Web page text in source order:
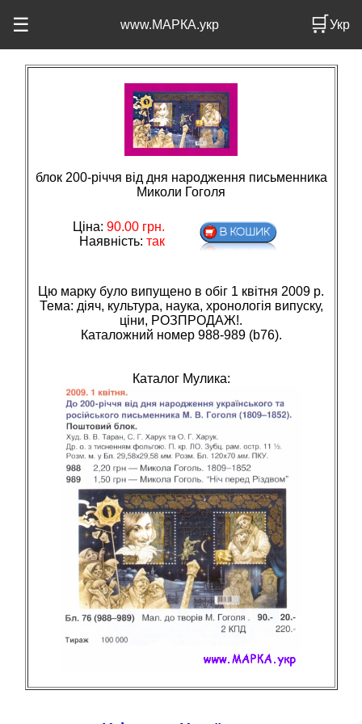
☰ www.МАРКА.укр 🛒Укр
блок 200-річчя від дня народження письменника
Миколи Гоголя
Ціна: 90.00грн.
Наявність: так
Цю марку було випущено в обіг 1 квітня 2009 р.
Тема: дiяч, культура, наука, хронологiя випуску,
цiни, РОЗПРОДАЖ!.
Каталожний номер 988-989 (b76).
Каталог Мулика: